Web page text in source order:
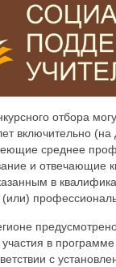
отбора
включительно (на
среднее
и отвечающие
в
(или)
в программе
с